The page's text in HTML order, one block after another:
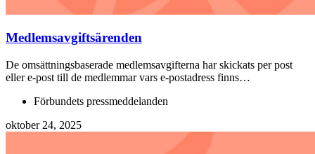
Medlemsavgiftsärenden
De omsättningsbaserade medlemsavgifterna har skickats per post
eller e-post till de medlemmar vars e-postadress finns…
Förbundets pressmeddelanden
oktober 24, 2025